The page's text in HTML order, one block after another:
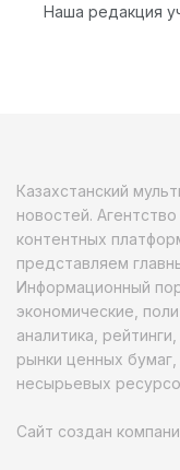
Наша редакция
Казахстанский
новостей.
контентных
представляем
Информационный
экономические,
аналитика,
рынки ценных
несырьевых
Сайт создан